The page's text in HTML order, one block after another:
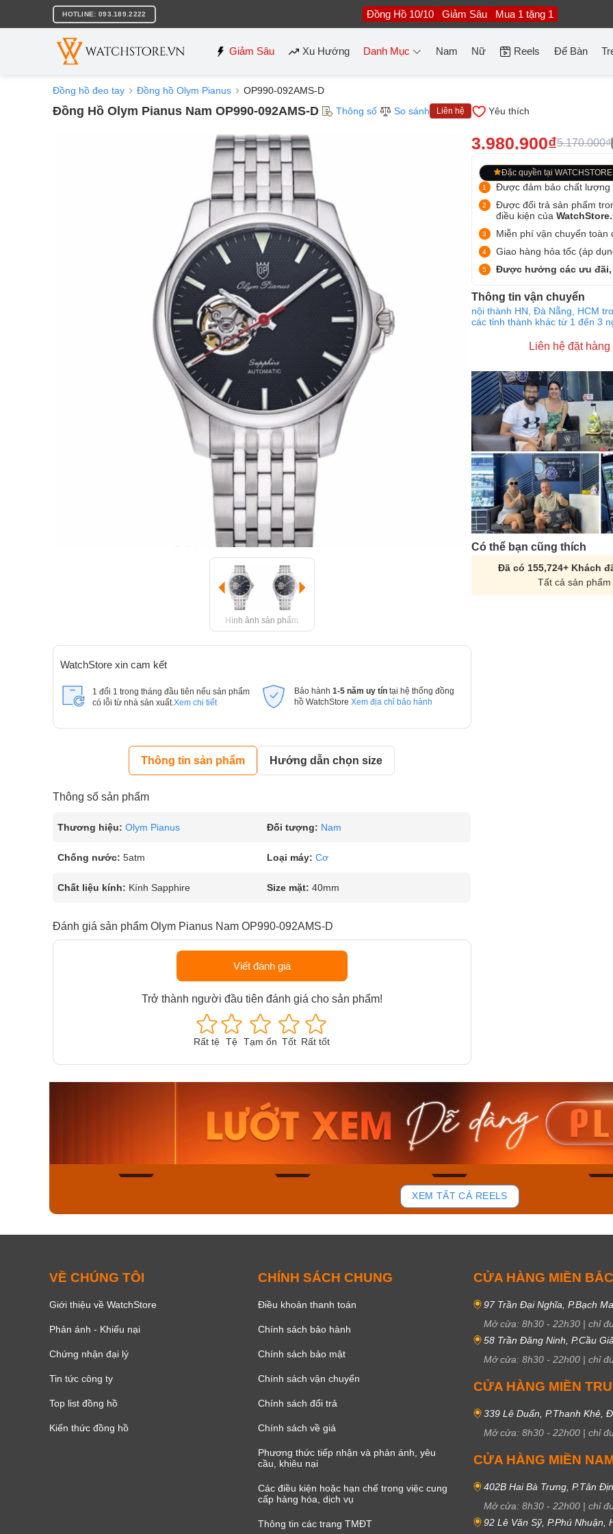
nội
HOTLINE: 093.189.2222 Đồng Hồ 10/10 Giảm Sâu Mua 1 tặng 1
Giảm Sâu Xu Hướng Danh Mục Nam Nữ Reels Để Bàn
Đồng hồ đeo tay Đồng hồ Olym Pianus OP990-092AMS-D
Đồng Hồ Olym Pianus Nam OP990-092AMS-D Thông số So sánh Liên hệ Yêu thích
Hình ảnh sản phẩm
WatchStore xin cam kết
1 đổi 1 trong tháng đầu tiên nếu sản phẩm
có lỗi từ nhà sản xuất. Xem chi tiết
Bảo hành 1-5 năm uy tín tại hệ thống đồng
hồ WatchStore Xem địa chỉ bảo hành
Thông tin sản phẩm Hướng dẫn chọn size
Thông số sản phẩm
Thương hiệu: Olym Pianus Đối tượng: Nam
Chống nước: 5atm Loại máy: Cơ
Chất liệu kính: Kính Sapphire Size mặt: 40mm
Đánh giá sản phẩm Olym Pianus Nam OP990-092AMS-D
Viết đánh giá
Trở thành người đầu tiên đánh giá cho sản phẩm!
Rất tệ Tệ Tạm ổn Tốt Rất tốt
3.980.900₫5.170.000₫
Đặc quyền tại WATCHSTORE
Được đảm bảo chất lượng
Được đổi trả sản phẩm
điều kiện của
Miễn phí vận chuyển toàn
Giao hàng hỏa tốc (áp
Được hưởng các ưu đãi,
Thông tin vận chuyển
nội thành HN, Đà Nẵng, HCM
các tỉnh thành khác từ 1 đến 3
Liên hệ đặt hàng
Có thể bạn cũng thích
Đã có 155,724+ Khách
Tất cả sản
Casio Nam MTS-
115D-1AVDF
2.823.000₫
2.399.550₫
Mua ngay
45
Casio Nam MTS-
RS100L-1AVDF
4.276.000₫
3.634.600₫
Casio
230EL-
Mua
XEM TẤT CẢ REELS
VỀ CHÚNG TÔI
Giới thiệu về WatchStore
Phản ánh - Khiếu nại
Chứng nhận đại lý
Tin tức công ty
Top list đồng hồ
Kiến thức đồng hồ
CHÍNH SÁCH CHUNG
Điều khoản thanh toán
Chính sách bảo hành
Chính sách bảo mật
Chính sách vận chuyển
Chính sách đổi trả
Chính sách về giá
Phương thức tiếp nhận và phản ánh, yêu
cầu, khiêu nại
Các điều kiện hoặc hạn chế trong việc cung
cấp hàng hóa, dịch vụ
Thông tin các trang TMĐT
CỬA HÀNG MIỀN BẮC
97 Trần Đại Nghĩa, P.Bạch
Mở cửa: 8h30 - 22h30 | chỉ
58 Trần Đăng Ninh, P.Cầu
Mở cửa: 8h30 - 22h00 | chỉ
CỬA HÀNG MIỀN
339 Lê Duẩn, P.Thanh Khê,
Mở cửa: 8h30 - 22h00 | chỉ
CỬA HÀNG MIỀN
402B Hai Bà Trưng, P.Tân
Mở cửa: 8h30 - 22h00 | chỉ
92 Lê Văn Sỹ, P.Phú Nhuận,